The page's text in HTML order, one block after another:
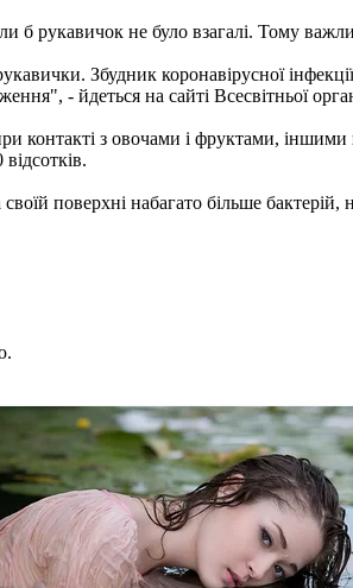
б рукавичок не було взагалі. Тому
Збудник коронавірусної
- йдеться на сайті Всесвітньої
контакті з овочами і фруктами,
поверхні набагато більше бактерій,